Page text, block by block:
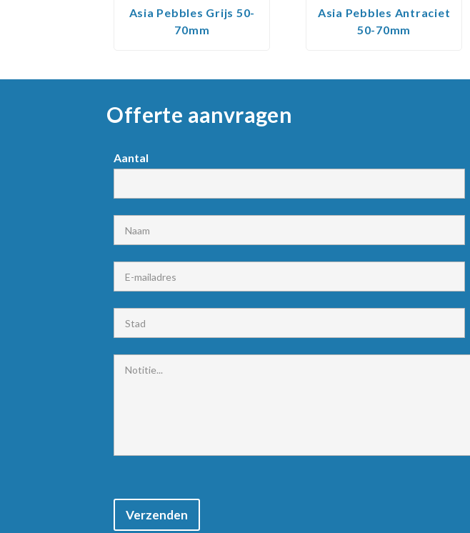
Asia Pebbles Grijs 50-
70mm
Asia Pebbles Antraciet
50-70mm
Offerte aanvragen
Request
Aantal
Verzenden